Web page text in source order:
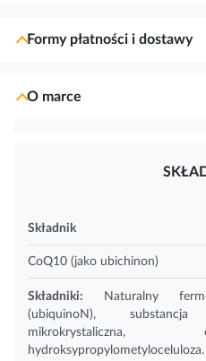
Formy płatności i dostawy
O marce
Składnik
CoQ10 (jako ubichinon)
Składniki: Naturalny
(ubiquinoN), substancja
mikrokrystaliczna,
hydroksypropylometyloceluloza.